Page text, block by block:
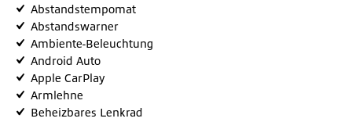
Abstandstempomat
Abstandswarner
Ambiente-Beleuchtung
Android Auto
Apple CarPlay
Armlehne
Beheizbares Lenkrad